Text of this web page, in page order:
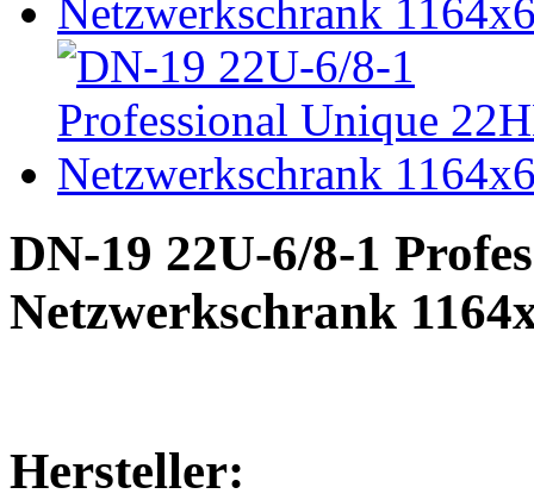
DN-19 22U-6/8-1
Netzwerkschrank
Hersteller: